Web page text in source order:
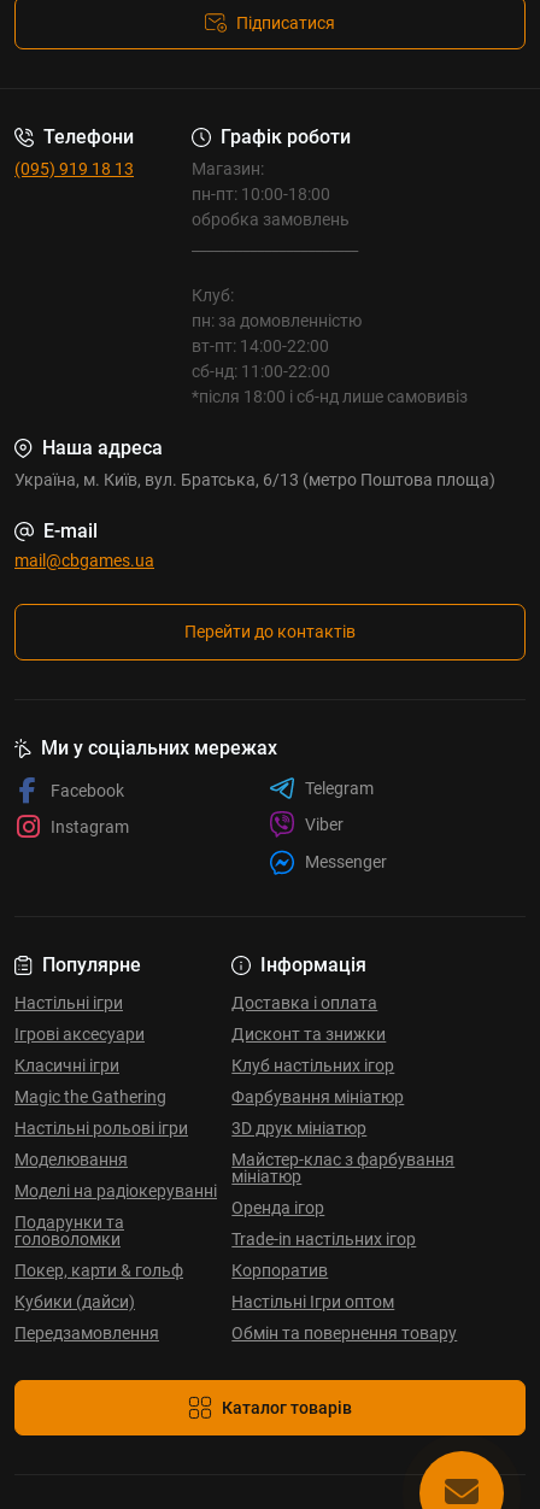
Підписатися
Телефони
(095) 919 18 13
Графік роботи
Магазин:
пн-пт: 10:00-18:00
обробка замовлень
Клуб:
пн: за домовленністю
вт-пт: 14:00-22:00
сб-нд: 11:00-22:00
*після 18:00 і сб-нд лише самовивіз
Наша адреса
Україна, м. Київ, вул. Братська, 6/13 (метро Поштова площа)
E-mail
mail@cbgames.ua
Перейти до контактів
Популярне
Настільні ігри
Ігрові аксесуари
Класичні ігри
Magic the Gathering
Настільні рольові ігри
Моделювання
Моделі на радіокеруванні
Подарунки та
головоломки
Покер, карти & гольф
Кубики (дайси)
Передзамовлення
Інформація
Доставка і оплата
Дисконт та знижки
Клуб настільних ігор
Фарбування мініатюр
3D друк мініатюр
Майстер-клас з фарбування
мініатюр
Оренда ігор
Trade-in настільних ігор
Корпоратив
Настільні Ігри оптом
Обмін та повернення товару
Каталог товарів
Ми у соціальних мережах
Facebook
Instagram
Telegram
Viber
Messenger